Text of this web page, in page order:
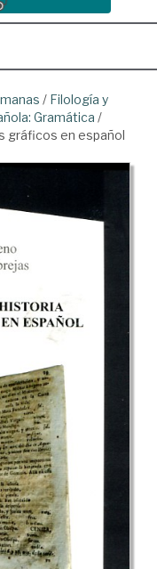
/ Filología y
Gramática /
gráficos en español